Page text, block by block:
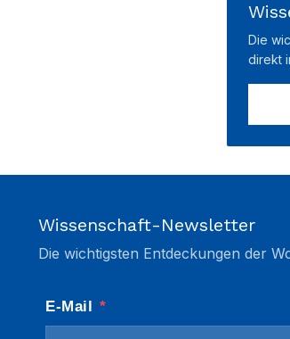
Die
direkt
Wissenschaft-Newsletter
Die wichtigsten Entdeckungen der